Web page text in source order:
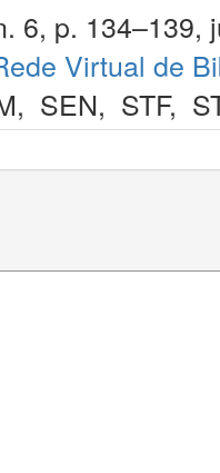
6, p. 134–139,
Virtual de
, SEN, STF,